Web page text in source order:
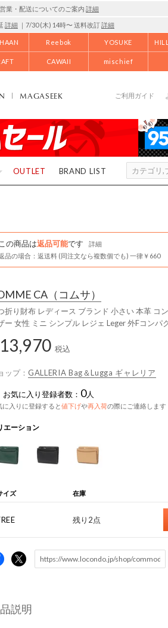
業・配送についてのご案内 詳細
詳細 ｜7/30 (木) 14時〜 送料改訂詳細
Reebok YOSUKE
CAWAII mischief
MAGASEEK ご利用ガイド
OUTLET BRAND LIST
この商品は返品可能です
詳細
品の場合：返送料 (同注文なら複数個でも) 一律￥660
CA （コムサ）
折り財布 レディース ブランド 小さい 本革 コ
ー 女性 ミニ シンプル レジェ Leger 外Fコンパ
税込
ップ： GALLERIA Bag＆Lugga ギャレリア
お気に入り登録者数： 0人
に入りに登録すると値下げや再入荷の際にご連絡します
エーション
イズ 在庫
残り2点
説明